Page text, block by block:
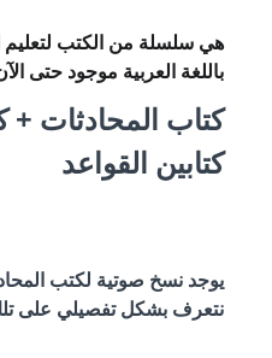
هي سلسلة من الكتب لتعليم
باللغة العربية موجود حتى الآن 5 كتب مختلفة وهم
كتاب المحادثات +
كتابين القواعد
يوجد نسخ صوتية لكتب
نتعرف بشكل تفصيلي على